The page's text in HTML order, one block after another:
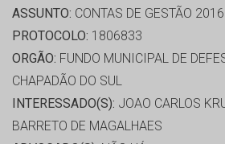
ASSUNTO: CONTAS DE GESTÃO 2016
PROTOCOLO: 1806833
ORGÃO: FUNDO MUNICIPAL DE
CHAPADÃO DO SUL
INTERESSADO(S): JOAO CARLOS
BARRETO DE MAGALHAES